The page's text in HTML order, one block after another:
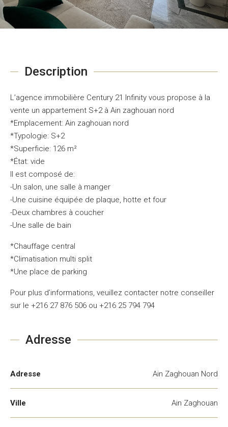
Description
L’agence immobilière Century 21 Infinity vous propose à la
vente un appartement S+2 à Ain zaghouan nord
*Emplacement: Ain zaghouan nord
*Typologie: S+2
*Superficie: 126 m²
*État: vide
Il est composé de:
-Un salon, une salle à manger
-Une cuisine équipée de plaque, hotte et four
-Deux chambres à coucher
-Une salle de bain
*Chauffage central
*Climatisation multi split
*Une place de parking
Pour plus d’informations, veuillez contacter notre conseiller
sur le +216 27 876 506 ou +216 25 794 794
Adresse
Adresse Ain Zaghouan Nord
Ville Ain Zaghouan